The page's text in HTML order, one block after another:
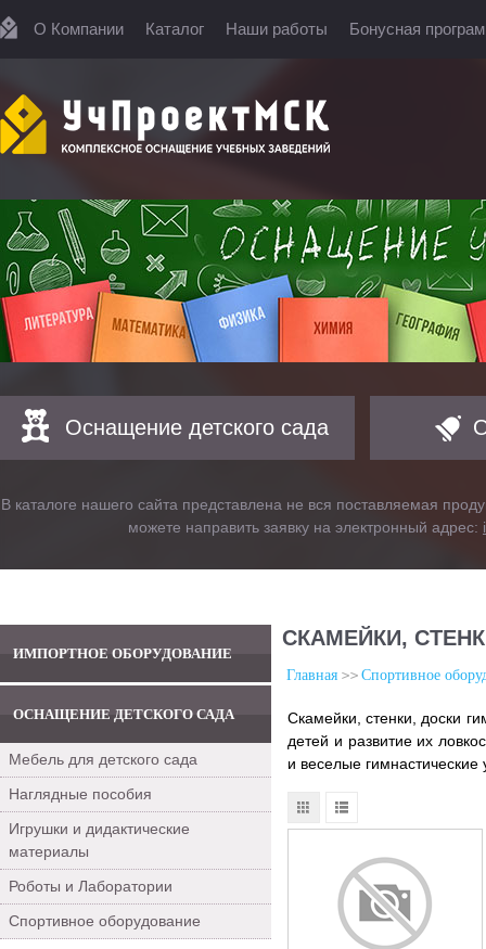
О Компании Каталог Наши работы Бонусная
Оснащение детского сада
В каталоге нашего сайта представлена не вся поставляемая
можете направить заявку на электронный адрес:
ИМПОРТНОЕ ОБОРУДОВАНИЕ
ОСНАЩЕНИЕ ДЕТСКОГО САДА
Мебель для детского сада
Наглядные пособия
Игрушки и дидактические
материалы
Роботы и Лаборатории
Спортивное оборудование
СКАМЕЙКИ,
Главная Спортивное
Скамейки, стенки, доски
детей и развитие их
и веселые